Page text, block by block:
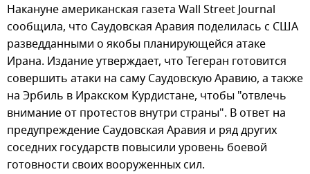
Накануне американская газета Wall Street Journal
сообщила, что Саудовская Аравия поделилась с США
разведданными о якобы планирующейся атаке
Ирана. Издание утверждает, что Тегеран готовится
совершить атаки на саму Саудовскую Аравию, а также
на Эрбиль в Иракском Курдистане, чтобы "отвлечь
внимание от протестов внутри страны". В ответ на
предупреждение Саудовская Аравия и ряд других
соседних государств повысили уровень боевой
готовности своих вооруженных сил.